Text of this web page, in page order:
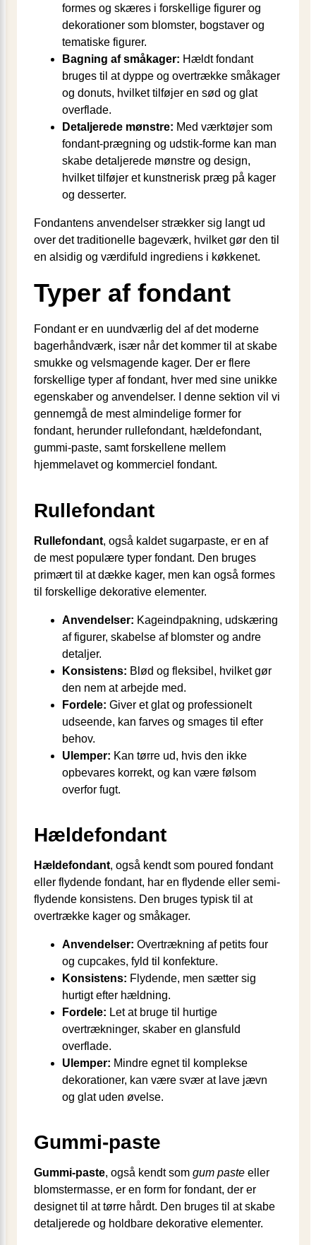
formes og skæres i forskellige figurer og
dekorationer som blomster, bogstaver og
tematiske figurer.
Bagning af småkager: Hældt fondant
bruges til at dyppe og overtrække småkager
og donuts, hvilket tilføjer en sød og glat
overflade.
Detaljerede mønstre: Med værktøjer som
fondant-prægning og udstik-forme kan man
skabe detaljerede mønstre og design,
hvilket tilføjer et kunstnerisk præg på kager
og desserter.
Fondantens anvendelser strækker sig langt ud
over det traditionelle bageværk, hvilket gør den til
en alsidig og værdifuld ingrediens i køkkenet.
Typer af fondant
Fondant er en uundværlig del af det moderne
bagerhåndværk, især når det kommer til at skabe
smukke og velsmagende kager. Der er flere
forskellige typer af fondant, hver med sine unikke
egenskaber og anvendelser. I denne sektion vil vi
gennemgå de mest almindelige former for
fondant, herunder rullefondant, hældefondant,
gummi-paste, samt forskellene mellem
hjemmelavet og kommerciel fondant.
Rullefondant
Rullefondant, også kaldet sugarpaste, er en af
de mest populære typer fondant. Den bruges
primært til at dække kager, men kan også formes
til forskellige dekorative elementer.
Anvendelser: Kageindpakning, udskæring
af figurer, skabelse af blomster og andre
detaljer.
Konsistens: Blød og fleksibel, hvilket gør
den nem at arbejde med.
Fordele: Giver et glat og professionelt
udseende, kan farves og smages til efter
behov.
Ulemper: Kan tørre ud, hvis den ikke
opbevares korrekt, og kan være følsom
overfor fugt.
Hældefondant
Hældefondant, også kendt som poured fondant
eller flydende fondant, har en flydende eller semi-
flydende konsistens. Den bruges typisk til at
overtrække kager og småkager.
Anvendelser: Overtrækning af petits four
og cupcakes, fyld til konfekture.
Konsistens: Flydende, men sætter sig
hurtigt efter hældning.
Fordele: Let at bruge til hurtige
overtrækninger, skaber en glansfuld
overflade.
Ulemper: Mindre egnet til komplekse
dekorationer, kan være svær at lave jævn
og glat uden øvelse.
Gummi-paste
Gummi-paste, også kendt som gum paste eller
blomstermasse, er en form for fondant, der er
designet til at tørre hårdt. Den bruges til at skabe
detaljerede og holdbare dekorative elementer.